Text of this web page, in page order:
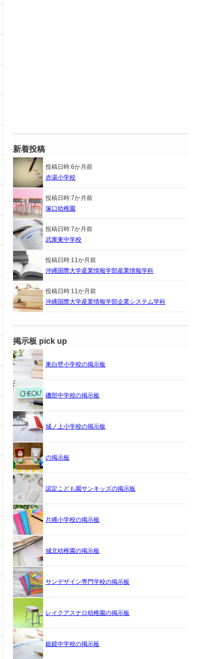
新着投稿
投稿日時:6か月前
赤湯小学校
投稿日時:7か月前
塚口幼稚園
投稿日時:7か月前
武庫東中学校
投稿日時:11か月前
沖縄国際大学産業情報学部産業情報学科
投稿日時:11か月前
沖縄国際大学産業情報学部企業システム学科
掲示板 pick up
東白壁小学校の掲示板
磯部中学校の掲示板
城ノ上小学校の掲示板
の掲示板
認定こども園サンキッズの掲示板
片縄小学校の掲示板
城北幼稚園の掲示板
サンデザイン専門学校の掲示板
レイクアスナロ幼稚園の掲示板
銀鏡中学校の掲示板